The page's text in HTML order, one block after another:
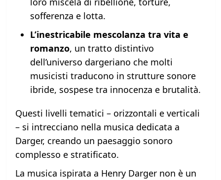
sofferenza e lotta.
L’inestricabile mescolanza tra vita e
romanzo, un tratto distintivo
dell’universo dargeriano che molti
musicisti traducono in strutture sonore
ibride, sospese tra innocenza e brutalità.
Questi livelli tematici – orizzontali e verticali
– si intrecciano nella musica dedicata a
Darger, creando un paesaggio sonoro
complesso e stratificato.
La musica ispirata a Henry Darger non è un